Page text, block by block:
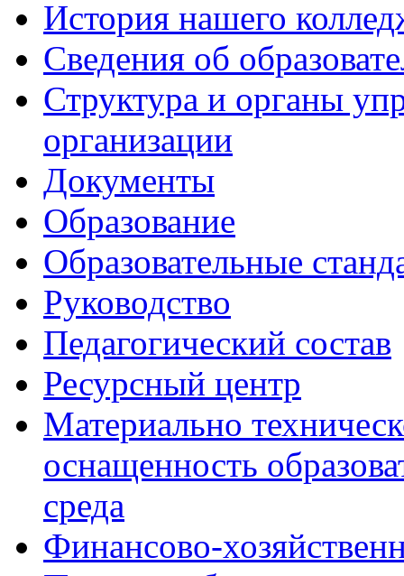
История нашего
Сведения об
Структура и органы
организации
Документы
Образование
Образовательные
Руководство
Педагогический состав
Ресурсный центр
Материально
оснащенность
среда
Финансово-